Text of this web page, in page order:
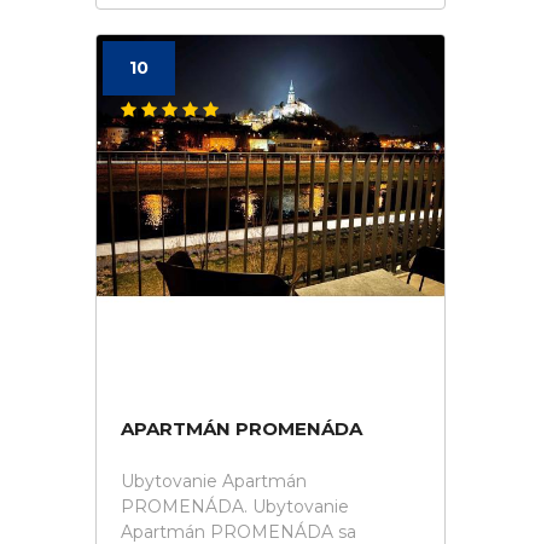
10
APARTMÁN PROMENÁDA
Ubytovanie Apartmán
PROMENÁDA. Ubytovanie
Apartmán PROMENÁDA sa